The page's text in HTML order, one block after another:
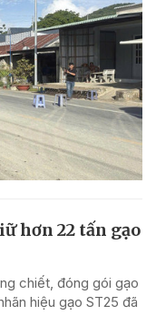
hơn 22 tấn gạo
chiết, đóng gói gạo
hiệu gạo ST25 đã